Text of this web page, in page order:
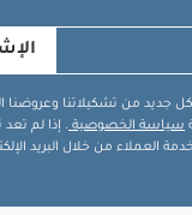
كل جديد من تشكيلاتنا وعروضنا
سياسة الخصوصية . إذا لم
العملاء من خلال البريد